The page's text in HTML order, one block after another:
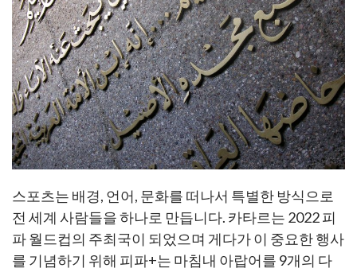
스포츠는 배경, 언어, 문화를 떠나서 특별한 방식으로
전 세계 사람들을 하나로 만듭니다. 카타르는 2022 피
파 월드컵의 주최국이 되었으며 게다가 이 중요한 행사
를 기념하기 위해 피파+는 마침내 아랍어를 9개의 다